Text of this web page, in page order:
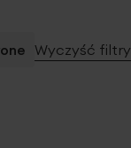
Wyczyść filtry